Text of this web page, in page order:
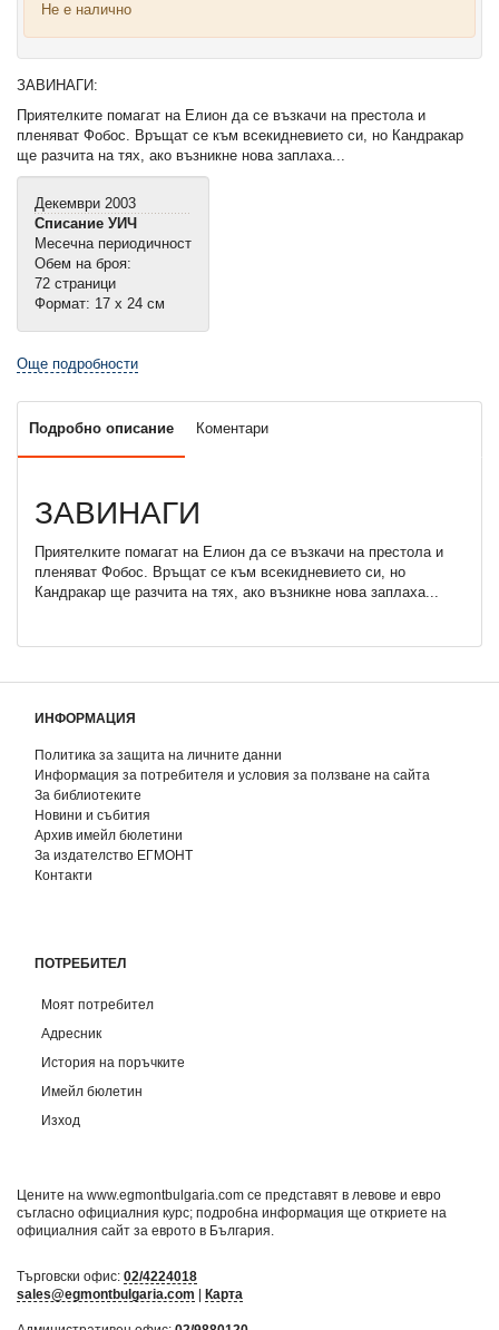
Не е налично
ЗАВИНАГИ:
Приятелките помагат на Елион да се възкачи на престола и
пленяват Фобос. Връщат се към всекидневието си, но Кандракар
ще разчита на тях, ако възникне нова заплаха...
Декември 2003
Списание УИЧ
Месечна периодичност
Обем на броя:
72 страници
Формат: 17 х 24 см
Още подробности
Подробно описание Коментари
ЗАВИНАГИ
Приятелките помагат на Елион да се възкачи на престола и
пленяват Фобос. Връщат се към всекидневието си, но
Кандракар ще разчита на тях, ако възникне нова заплаха...
ИНФОРМАЦИЯ
Политика за защита на личните данни
Информация за потребителя и условия за ползване на сайта
За библиотеките
Новини и събития
Архив имейл бюлетини
За издателство ЕГМОНТ
Контакти
ПОТРЕБИТЕЛ
Моят потребител
Адресник
История на поръчките
Имейл бюлетин
Изход
Цените на www.egmontbulgaria.com се представят в левове и евро
съгласно официалния курс; подробна информация ще откриете на
официалния сайт за еврото в България
Търговски офис: 02/4224018
sales@egmontbulgaria.com
Карта